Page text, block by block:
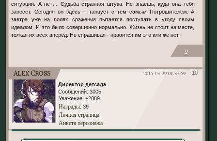
ситуации. А нет… Судьба странная штука. Не знаешь, куда она тебя
занесёт. Сегодня он здесь – танцует с тем самым Потрошителем. А
завтра уже на полях сражения пытается поступать в угоду своим
идеалом. И это было совершенно нормально. Жизнь не стоит на месте,
толкая их всех вперёд. Не спрашивая - нравится им это или же нет.
0
10
2015-03-29 01:37:59
Alex Cross
Директор детсада
Сообщений: 3005
Уважение: +2089
Награды: 39
Личная страница
Анкета персонажа